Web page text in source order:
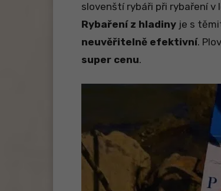
slovenští rybáři při rybaření v
Rybaření z hladiny je s
neuvěřitelně efektivní.
super cenu.